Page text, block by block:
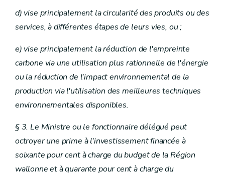
d) vise principalement la circularité des produits ou des
services, à différentes étapes de leurs vies, ou ;
e) vise principalement la réduction de l'empreinte
carbone via une utilisation plus rationnelle de l'énergie
ou la réduction de l'impact environnemental de la
production via l'utilisation des meilleures techniques
environnementales disponibles.
§ 3. Le Ministre ou le fonctionnaire délégué peut
octroyer une prime à l'investissement financée à
soixante pour cent à charge du budget de la Région
wallonne et à quarante pour cent à charge du